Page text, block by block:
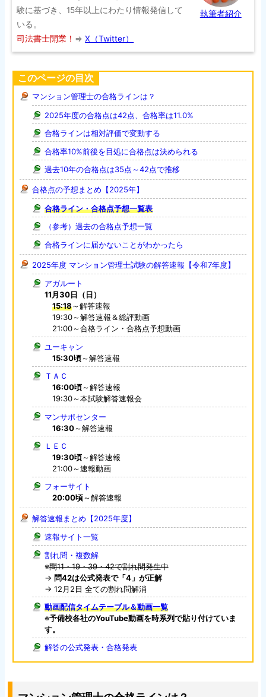
験に基づき、15年以上にわたり情報発信して
いる。
司法書士開業！ ⇒X（Twitter）
執筆者紹介
このページの目次
マンション管理士の合格ラインは？
2025年度の合格点は42点、合格率は11.0%
合格ラインは相対評価で変動する
合格率10%前後を目処に合格点は決められる
過去10年の合格点は35点～42点で推移
合格点の予想まとめ【2025年】
合格ライン・合格点予想一覧表
（参考）過去の合格点予想一覧
合格ラインに届かないことがわかったら
2025年度 マンション管理士試験の解答速報【令和7年度】
アガルート
11月30日（日）
15:18～解答速報
19:30～解答速報＆総評動画
21:00～合格ライン・合格点予想動画
ユーキャン
15:30頃～解答速報
ＴＡＣ
16:00頃～解答速報
19:30～本試験解答速報会
マンサポセンター
16:30～解答速報
ＬＥＣ
19:30頃～解答速報
21:00～速報動画
フォーサイト
20:00頃～解答速報
解答速報まとめ【2025年度】
速報サイト一覧
割れ問・複数解
※問11・19・39・42で割れ問発生中
→ 問42は公式発表で「4」が正解
→ 12月2日 全ての割れ問解消
動画配信タイムテーブル＆動画一覧
※予備校各社のYouTube動画を時系列で貼り付けていま
す。
解答の公式発表・合格発表